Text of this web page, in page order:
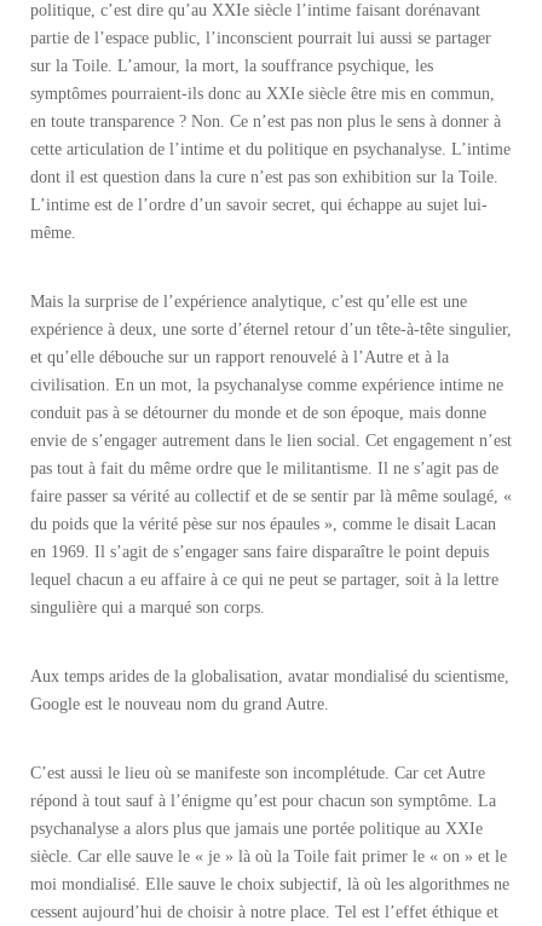
politique, c’est dire qu’au XXIe siècle l’intime faisant dorénavant
partie de l’espace public, l’inconscient pourrait lui aussi se partager
sur la Toile. L’amour, la mort, la souffrance psychique, les
symptômes pourraient-ils donc au XXIe siècle être mis en commun,
en toute transparence ? Non. Ce n’est pas non plus le sens à donner à
cette articulation de l’intime et du politique en psychanalyse. L’intime
dont il est question dans la cure n’est pas son exhibition sur la Toile.
L’intime est de l’ordre d’un savoir secret, qui échappe au sujet lui-
même.
Mais la surprise de l’expérience analytique, c’est qu’elle est une
expérience à deux, une sorte d’éternel retour d’un tête-à-tête singulier,
et qu’elle débouche sur un rapport renouvelé à l’Autre et à la
civilisation. En un mot, la psychanalyse comme expérience intime ne
conduit pas à se détourner du monde et de son époque, mais donne
envie de s’engager autrement dans le lien social. Cet engagement n’est
pas tout à fait du même ordre que le militantisme. Il ne s’agit pas de
faire passer sa vérité au collectif et de se sentir par là même soulagé, «
du poids que la vérité pèse sur nos épaules », comme le disait Lacan
en 1969. Il s’agit de s’engager sans faire disparaître le point depuis
lequel chacun a eu affaire à ce qui ne peut se partager, soit à la lettre
singulière qui a marqué son corps.
Aux temps arides de la globalisation, avatar mondialisé du scientisme,
Google est le nouveau nom du grand Autre.
C’est aussi le lieu où se manifeste son incomplétude. Car cet Autre
répond à tout sauf à l’énigme qu’est pour chacun son symptôme. La
psychanalyse a alors plus que jamais une portée politique au XXIe
siècle. Car elle sauve le « je » là où la Toile fait primer le « on » et le
moi mondialisé. Elle sauve le choix subjectif, là où les algorithmes ne
cessent aujourd’hui de choisir à notre place. Tel est l’effet éthique et